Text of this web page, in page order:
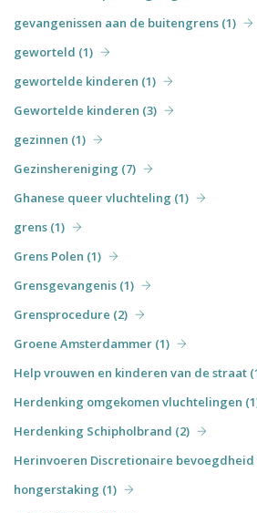
gevangenissen aan de buitengrens (1)
geworteld (1)
gewortelde kinderen (1)
Gewortelde kinderen (3)
gezinnen (1)
Gezinshereniging (7)
Ghanese queer vluchteling (1)
grens (1)
Grens Polen (1)
Grensgevangenis (1)
Grensprocedure (2)
Groene Amsterdammer (1)
Help vrouwen en kinderen van de straat
Herdenking omgekomen vluchtelingen
Herdenking Schipholbrand (2)
Herinvoeren Discretionaire bevoegdheid
hongerstaking (1)